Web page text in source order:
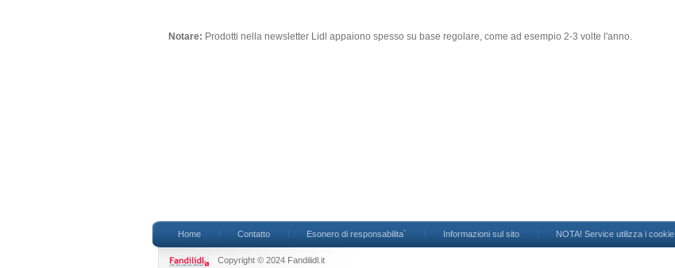
Notare: Prodotti nella newsletter Lidl appaiono spesso su base regolare, come ad esempio 2-3 volte l'anno.
Home Contatto Esonero di responsabilita` Informazioni sul sito NOTA! Service utilizza i cookie
Copyright © 2024 Fandilidl.it